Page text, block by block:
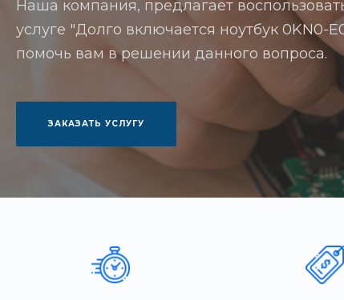
Наша компания, предлагает
услуге "Долго включается ноутбук 0KN0-
помочь вам в решении данного вопроса.
ЗАКАЗАТЬ УСЛУГУ